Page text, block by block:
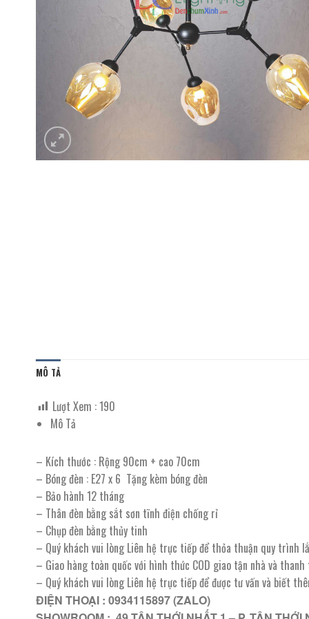
MÔ TẢ
Lượt Xem :190
Mô Tả
– Kích thước : Rộng 90cm + cao 70cm
– Bóng đèn : E27 x 6 Tặng kèm bóng đèn
– Bảo hành 12 tháng
– Thân đèn bằng sắt sơn tĩnh điện chống rỉ
– Chụp đèn bằng thủy tinh
– Quý khách vui lòng Liên hệ trực tiếp để thỏa thuận quy trình
– Giao hàng toàn quốc với hình thức COD giao tận nhà và
– Quý khách vui lòng Liên hệ trực tiếp để được tư vấn và biết
ĐIỆN THOẠI : 0934115897 (ZALO)